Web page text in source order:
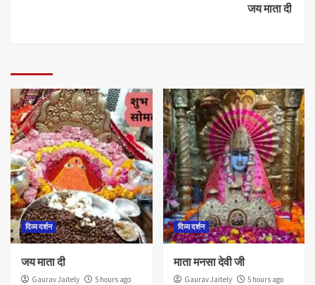
जय माता दी
दिव्य दर्शन
जय माता दी
Gaurav Jaitely
5 hours ago
दिव्य दर्शन
माता मनसा देवी जी
Gaurav Jaitely
5 hours ago